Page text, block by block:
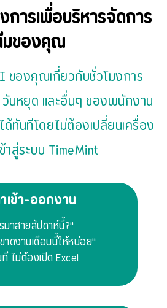
ารเพื่อบริหารจัดการ
ของคุณ
ของคุณเกี่ยวกับชั่วโมงการ
วันหยุด และอื่นๆ ของพนักงาน
ทันทีโดยไม่ต้องเปลี่ยนเครื่อง
าสู่ระบบ TimeMint
เข้า-ออกงาน
มาสายสัปดาห์นี้?"
ดงานเดือนนี้ให้หน่อย"
ไม่ต้องเปิด Excel